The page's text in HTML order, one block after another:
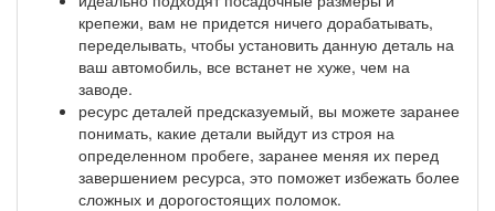
крепежи, вам не придется ничего дорабатывать,
переделывать, чтобы установить данную деталь на
ваш автомобиль, все встанет не хуже, чем на
заводе.
ресурс деталей предсказуемый, вы можете заранее
понимать, какие детали выйдут из строя на
определенном пробеге, заранее меняя их перед
завершением ресурса, это поможет избежать более
сложных и дорогостоящих поломок.